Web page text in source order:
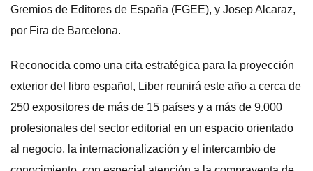
Gremios de Editores de España (FGEE), y Josep Alcaraz,
por Fira de Barcelona.
Reconocida como una cita estratégica para la proyección
exterior del libro español, Liber reunirá este año a cerca de
250 expositores de más de 15 países y a más de 9.000
profesionales del sector editorial en un espacio orientado
al negocio, la internacionalización y el intercambio de